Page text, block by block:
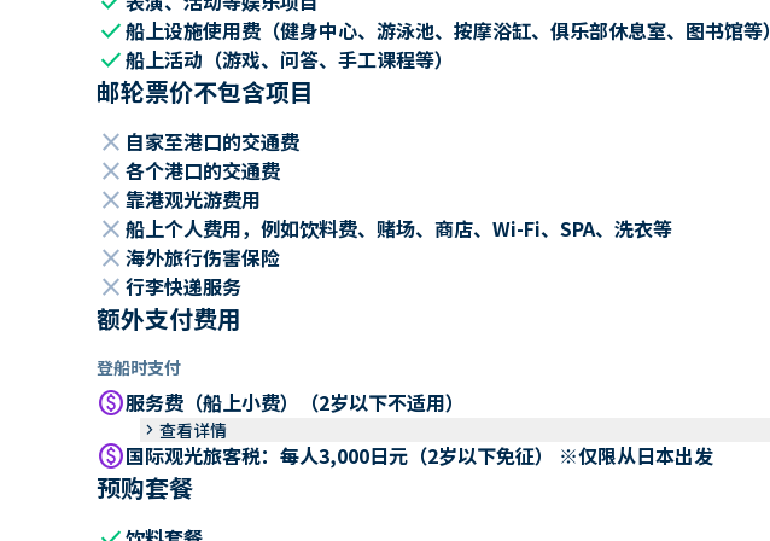
check船上设施使用费（健身中心、游泳池、按摩浴缸、俱乐部休息室、图书馆等）
check船上活动（游戏、问答、手工课程等）
邮轮票价不包含项目
close 自家至港口的交通费
close 各个港口的交通费
close 靠港观光游费用
close 船上个人费用，例如饮料费、赌场、商店、Wi-Fi、SPA、洗衣等
close 海外旅行伤害保险
close 行李快递服务
额外支付费用
登船时支付
paid服务费（船上小费）（2岁以下不适用）
keyboard_arrow_right 查看详情
paid国际观光旅客税：每人3,000日元（2岁以下免征） ※仅限从日本出发
预购套餐